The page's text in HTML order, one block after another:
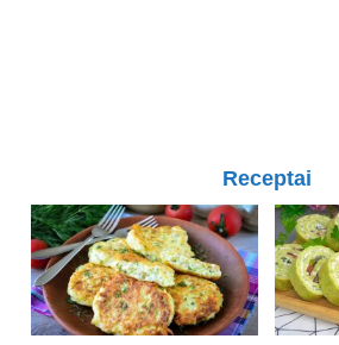
Receptai